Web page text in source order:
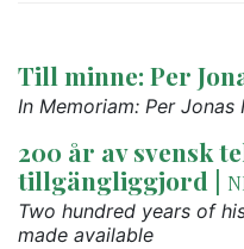
Till minne: Per
In Memoriam: Per Jonas
200 år av svensk
tillgängliggjord |
Two hundred years of
made available